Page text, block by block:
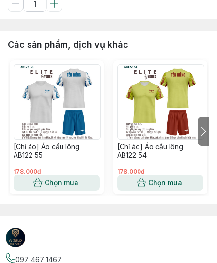
Các sản phẩm, dịch vụ khác
[Chỉ áo] Áo cầu lông
AB122_55
178.000đ
Chọn mua
[Chỉ áo] Áo cầu lông
AB122_54
178.000đ
Chọn mua
097 467 1467